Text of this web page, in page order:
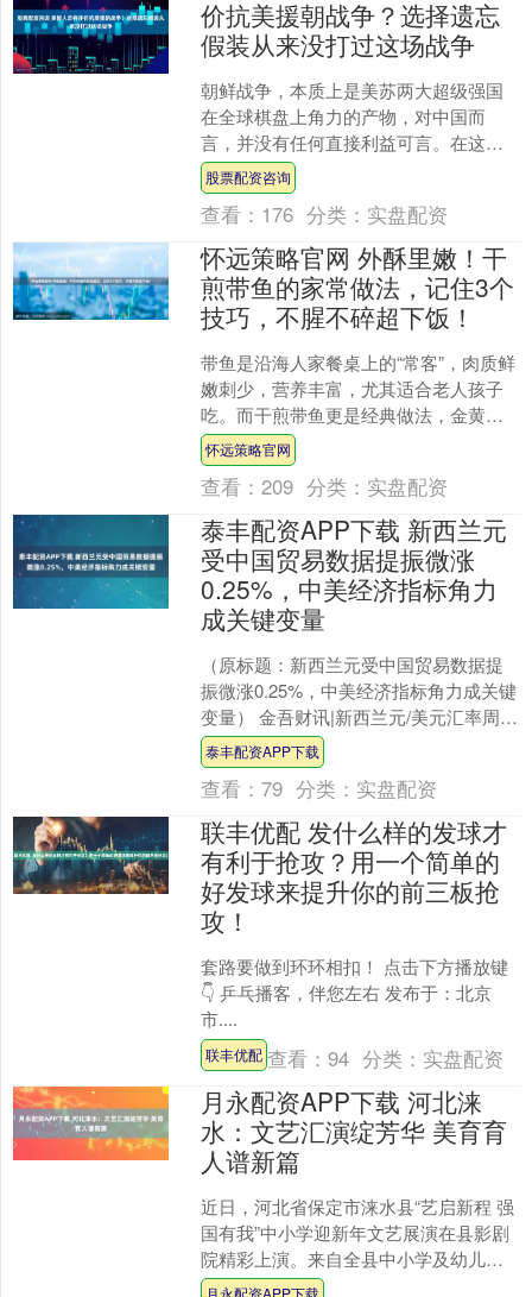
价抗美援朝战争？选择遗忘
假装从来没打过这场战争
朝鲜战争，本质上是美苏两大超级强国
在全球棋盘上角力的产物，对中国而
言，并没有任何直接利益可言。在这场
战争的背后，两个超级大国你来我往、
明争暗斗，美国的算盘是通过....
股票配资咨询
查看： 176 分类： 实盘配资
怀远策略官网 外酥里嫩！干
煎带鱼的家常做法，记住3个
技巧，不腥不碎超下饭！
带鱼是沿海人家餐桌上的“常客”，肉质鲜
嫩刺少，营养丰富，尤其适合老人孩子
吃。而干煎带鱼更是经典做法，金黄酥
脆的外皮下藏着雪白鲜嫩的鱼肉，一口
咬下去满嘴鲜香！不过....
怀远策略官网
查看：209 分类： 实盘配资
泰丰配资APP下载 新西兰元
受中国贸易数据提振微涨
0.25%，中美经济指标角力
成关键变量
（原标题：新西兰元受中国贸易数据提
振微涨0.25%，中美经济指标角力成关键
变量） 金吾财讯|新西兰元/美元汇率周三
上涨0.25%至0.5750水平，主要受益于
中....
泰丰配资APP下载
查看：79 分类： 实盘配资
联丰优配 发什么样的发球才
有利于抢攻？用一个简单的
好发球来提升你的前三板抢
攻！
套路要做到环环相扣！ 点击下方播放键
👇 乒乓播客，伴您左右 发布于：北京
市....
联丰优配 查看：94 分类： 实盘配资
月永配资APP下载 河北涞
水：文艺汇演绽芳华 美育育
人谱新篇
近日，河北省保定市涞水县“艺启新程 强
国有我”中小学迎新年文艺展演在县影剧
院精彩上演。来自全县中小学及幼儿园
的360名师生，携手呈现了歌曲、舞蹈、
月永配资APP下载